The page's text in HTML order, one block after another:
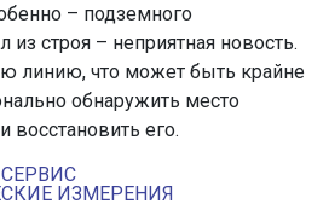
– подземного
строя – неприятная новость.
линию, что может быть крайне
обнаружить место
восстановить его.
СЕРВИС
ИЗМЕРЕНИЯ